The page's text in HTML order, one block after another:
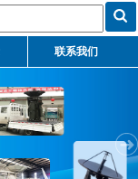
联系我们